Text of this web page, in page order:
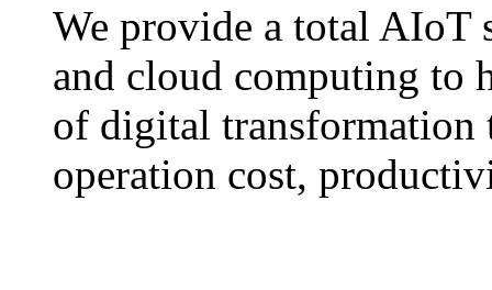
We provide a total AIoT
and cloud computing to
of digital transformation
operation cost,